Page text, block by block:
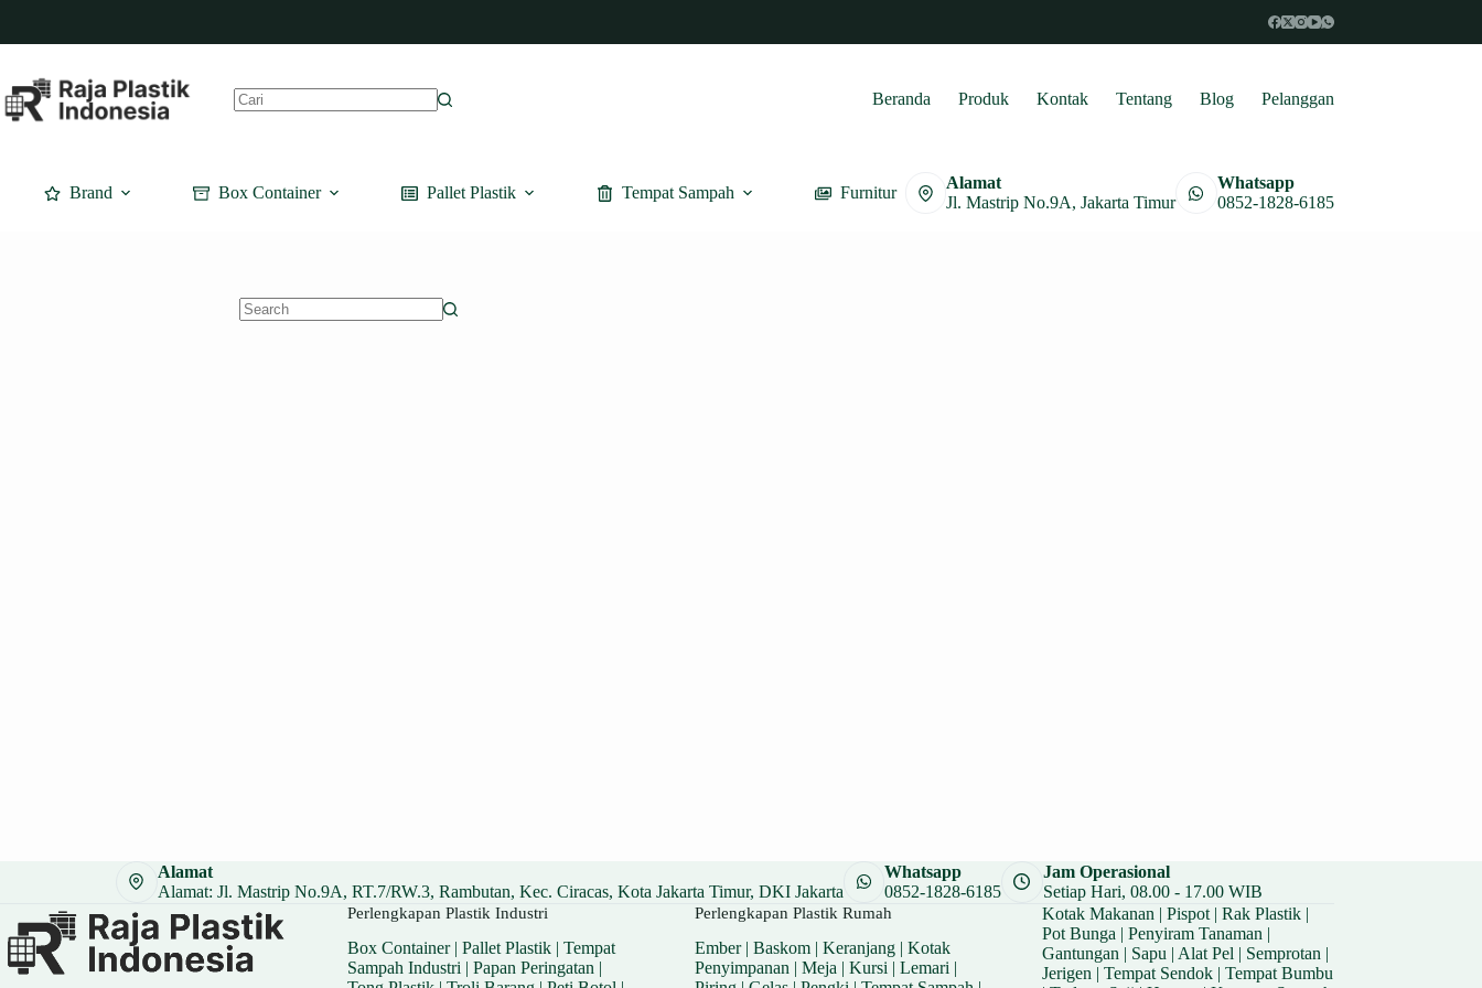
content
Beranda Produk Kontak Tentang Blog Pelanggan
Brand Box Container Pallet Plastik Tempat Sampah Furnitur
Alamat
Jl. Mastrip No.9A, Jakarta Timur
Whatsapp
0852-1828-6185
Alamat
Alamat: Jl. Mastrip No.9A, RT.7/RW.3, Rambutan, Kec. Ciracas, Kota Jakarta Timur, DKI Jakarta
Whatsapp
0852-1828-6185
Jam Operasional
Setiap Hari, 08.00 - 17.00 WIB
Perlengkapan Plastik Industri
Box Container| Pallet Plastik| Tempat
Sampah Industri | Papan Peringatan |
Perlengkapan Plastik Rumah
Ember| Baskom| Keranjang| Kotak
Penyimpanan | Meja | Kursi | Lemari |
Kotak Makanan | Pispot| Rak Plastik|
Pot Bunga | Penyiram Tanaman |
Gantungan | Sapu | Alat Pel | Semprotan |
Jerigen | Tempat Sendok| Tempat Bumbu